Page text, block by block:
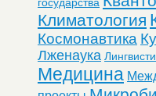
Климатология
Космонавтика
Лженаука
Медицина